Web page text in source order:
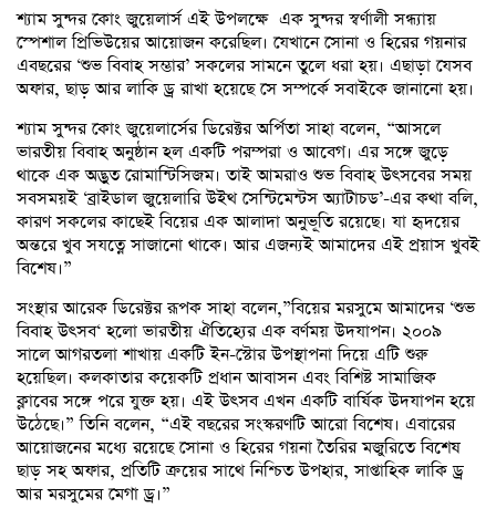
শ্যাম সুন্দর কোং জুয়েলার্স এই উপলক্ষে এক সুন্দর স্বর্ণালী সন্ধ্যায়
স্পেশাল প্রিভিউয়ের আয়োজন করেছিল। যেখানে সোনা ও হিরের গয়নার
এবছরের ‘শুভ বিবাহ সম্ভার’ সকলের সামনে তুলে ধরা হয়। এছাড়া যেসব
অফার, ছাড় আর লাকি ড্র রাখা হয়েছে সে সম্পর্কে সবাইকে জানানো হয়।
শ্যাম সুন্দর কোং জুয়েলার্সের ডিরেক্টর অর্পিতা সাহা বলেন, “আসলে
ভারতীয় বিবাহ অনুষ্ঠান হল একটি পরম্পরা ও আবেগ। এর সঙ্গে জুড়ে
থাকে এক অদ্ভুত রোমান্টিসিজম। তাই আমরাও শুভ বিবাহ উৎসবের সময়
সবসময়ই ‘ব্রাইডাল জুয়েলারি উইথ সেন্টিমেন্টস অ্যাটাচড’-এর কথা বলি,
কারণ সকলের কাছেই বিয়ের এক আলাদা অনুভূতি রয়েছে। যা হৃদয়ের
অন্তরে খুব সযত্নে সাজানো থাকে। আর এজন্যই আমাদের এই প্রয়াস খুবই
বিশেষ।”
সংস্থার আরেক ডিরেক্টর রূপক সাহা বলেন,”বিয়ের মরসুমে আমাদের ‘শুভ
বিবাহ উৎসব‘ হলো ভারতীয় ঐতিহ্যের এক বর্ণময় উদযাপন। ২০০৯
সালে আগরতলা শাখায় একটি ইন-স্টোর উপস্থাপনা দিয়ে এটি শুরু
হয়েছিল। কলকাতার কয়েকটি প্রধান আবাসন এবং বিশিষ্ট সামাজিক
ক্লাবের সঙ্গে পরে যুক্ত হয়। এই উৎসব এখন একটি বার্ষিক উদযাপন হয়ে
উঠেছে।” তিনি বলেন, “এই বছরের সংস্করণটি আরো বিশেষ। এবারের
আয়োজনের মধ্যে রয়েছে সোনা ও হিরের গয়না তৈরির মজুরিতে বিশেষ
ছাড় সহ অফার, প্রতিটি ক্রয়ের সাথে নিশ্চিত উপহার, সাপ্তাহিক লাকি ড্র
আর মরসুমের মেগা ড্র।”